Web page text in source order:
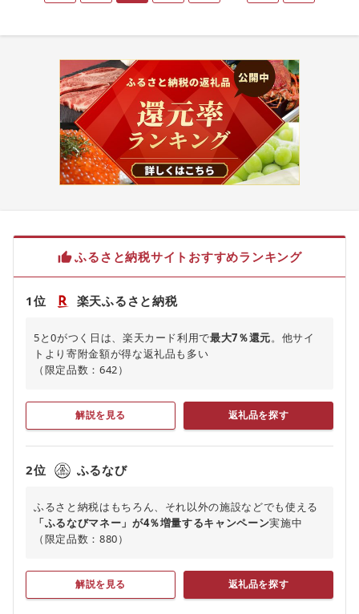
ふるさと納税サイトおすすめランキング
1位 楽天ふるさと納税
5と0がつく日は、楽天カード利用で最大7％還元。他サイ
トより寄附金額が得な返礼品も多い
（限定品数：642）
解説を見る 返礼品を探す
2位 ふるなび
ふるさと納税はもちろん、それ以外の施設などでも使える
「ふるなびマネー」が4％増量するキャンペーン実施中
（限定品数：880）
解説を見る 返礼品を探す